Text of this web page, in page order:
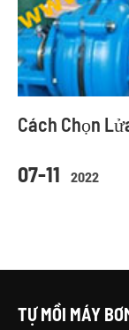
07-11 2022
Cách Chọn
TỰ MỒI MÁY